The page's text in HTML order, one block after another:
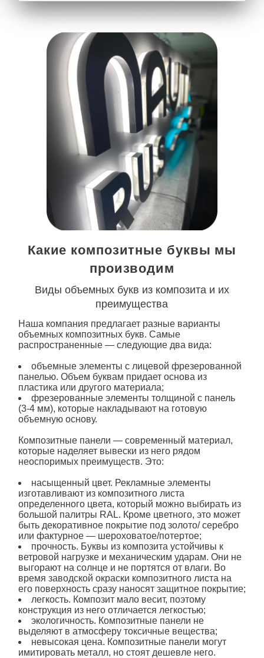
Какие композитные буквы мы
производим
Виды объемных букв из композита и их
преимущества
Наша компания предлагает разные варианты
объемных композитных букв. Самые
распространенные — следующие два вида:
объемные элементы с лицевой фрезерованной
панелью. Объем буквам придает основа из
пластика или другого материала;
фрезерованные элементы толщиной с панель
(3-4 мм), которые накладывают на готовую
объемную основу.
Композитные панели — современный материал,
которые наделяет вывески из него рядом
неоспоримых преимуществ. Это:
насыщенный цвет. Рекламные элементы
изготавливают из композитного листа
определенного цвета, который можно выбирать из
большой палитры RAL. Кроме цветного, это может
быть декоративное покрытие под золото/ серебро
или фактурное — шероховатое/потертое;
прочность. Буквы из композита устойчивы к
ветровой нагрузке и механическим ударам. Они не
выгорают на солнце и не портятся от влаги. Во
время заводской окраски композитного листа на
его поверхность сразу наносят защитное покрытие;
легкость. Композит мало весит, поэтому
конструкция из него отличается легкостью;
экологичность. Композитные панели не
выделяют в атмосферу токсичные вещества;
невысокая цена. Композитные панели могут
имитировать металл, но стоят дешевле него.